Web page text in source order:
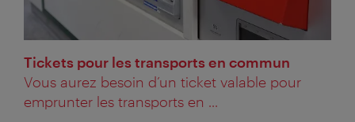
Tickets pour les transports en commun
Vous aurez besoin d’un ticket valable pour
emprunter les transports en ...